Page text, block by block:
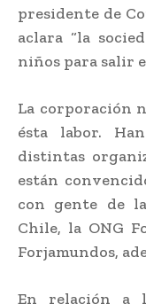
presidente de
aclara “la
niños para salir
La corporación
ésta labor.
distintas
están
con gente de
Chile, la ONG
Forjamundos,
En relación a